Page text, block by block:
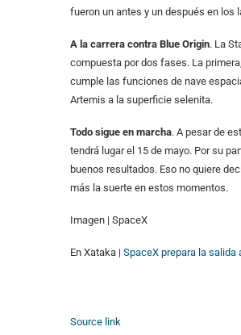
fueron un antes y un después en los
A la carrera contra Blue Origin. La
compuesta por dos fases. La
cumple las funciones de nave
Artemis a la superficie selenita.
Todo sigue en marcha. A pesar de
tendrá lugar el 15 de mayo. Por su
buenos resultados. Eso no quiere
más la suerte en estos momentos.
Imagen | SpaceX
En Xataka | SpaceX prepara la salida
Source link